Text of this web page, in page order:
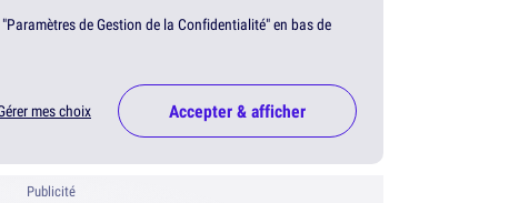
de Gestion de la Confidentialité" en bas de
mes choix Accepter & afficher
Publicité